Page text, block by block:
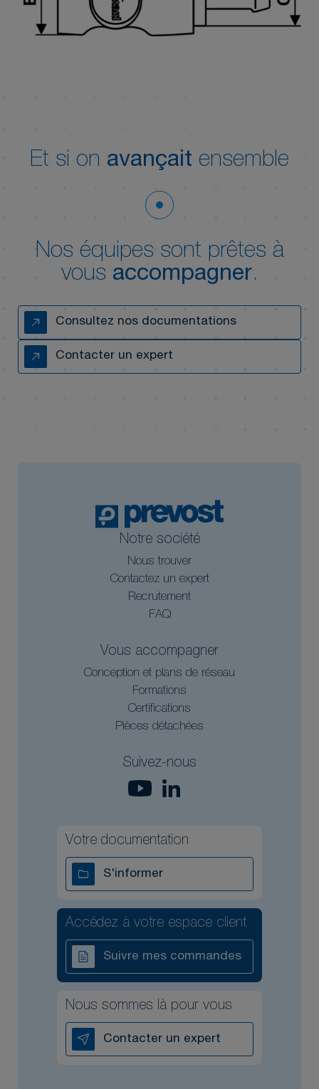
Et si on avançait ensemble
Nos équipes sont prêtes à
vous accompagner.
Consultez nos documentations
Contacter un expert
Notre société
Nous trouver
Contactez un expert
Recrutement
FAQ
Vous accompagner
Conception et plans de réseau
Formations
Certifications
Pièces détachées
Suivez-nous
Votre documentation
S'informer
Accédez à votre espace client
Suivre mes commandes
Nous sommes là pour vous
Contacter un expert